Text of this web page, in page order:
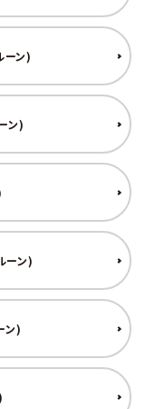
ーン)
ン)
ーン)
ン)